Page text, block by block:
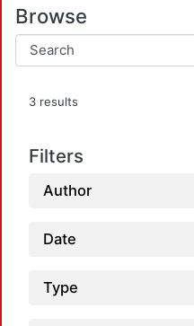
Browse
3 results
Filters
Author
Date
Type